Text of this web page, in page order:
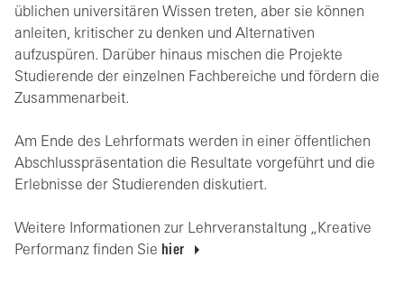
üblichen universitären Wissen treten, aber sie können
anleiten, kritischer zu denken und Alternativen
aufzuspüren. Darüber hinaus mischen die Projekte
Studierende der einzelnen Fachbereiche und fördern die
Zusammenarbeit.
Am Ende des Lehrformats werden in einer öffentlichen
Abschlusspräsentation die Resultate vorgeführt und die
Erlebnisse der Studierenden diskutiert.
Weitere Informationen zur Lehrveranstaltung „Kreative
Performanz finden Sie hier